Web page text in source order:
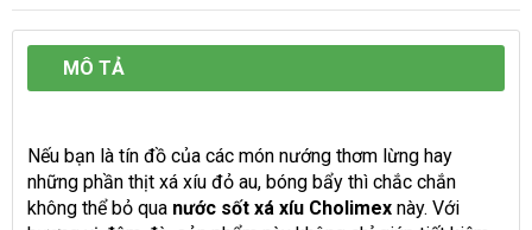
MÔ TẢ
Nếu bạn là tín đồ của các món nướng thơm lừng hay
những phần thịt xá xíu đỏ au, bóng bẩy thì chắc chắn
không thể bỏ qua nước sốt xá xíu Cholimex này. Với